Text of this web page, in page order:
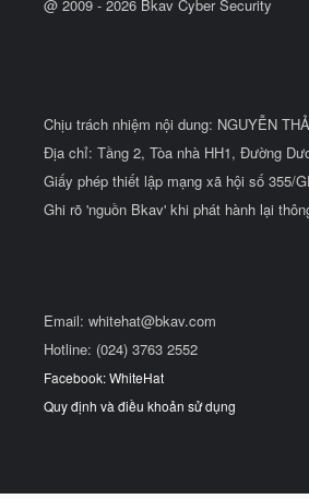
@ 2009 - 2026 Bkav Cyber Security
Chịu trách nhiệm nội dung: NGUYỄN
Địa chỉ: Tầng 2, Tòa nhà HH1, Đường
Giấy phép thiết lập mạng xã hội số 355/
Ghi rõ 'nguồn Bkav' khi phát hành lại
Email: whitehat@bkav.com
Hotline: (024) 3763 2552
Facebook: WhiteHat
Quy định và điều khoản sử dụng